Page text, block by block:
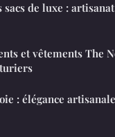
sacs de luxe :
et vêtements The
: élégance